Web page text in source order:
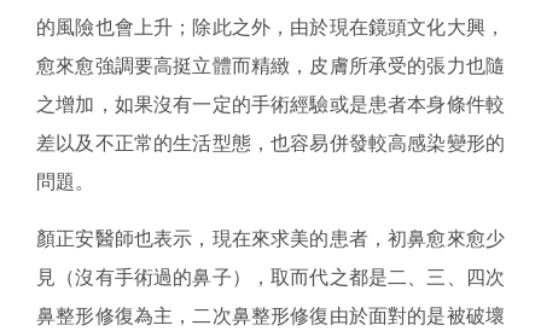
的風險也會上升；除此之外，由於現在鏡頭文化大興，
愈來愈強調要高挺立體而精緻，皮膚所承受的張力也隨
之增加，如果沒有一定的手術經驗或是患者本身條件較
差以及不正常的生活型態，也容易併發較高感染變形的
問題。
顏正安醫師也表示，現在來求美的患者，初鼻愈來愈少
見（沒有手術過的鼻子），取而代之都是二、三、四次
鼻整形修復為主，二次鼻整形修復由於面對的是被破壞